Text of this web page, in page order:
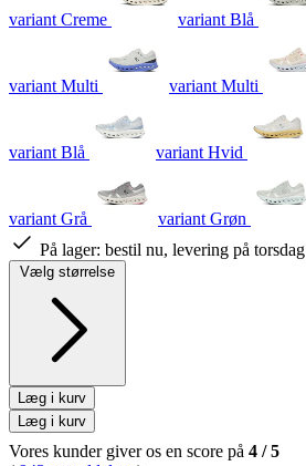
variant Creme variant Blå
variant Multi variant Multi
variant Blå variant Hvid
variant Grå
variant Grøn
På lager: bestil nu, levering på torsdag
Vælg størrelse
Læg i kurv
Læg i kurv
Vores kunder giver os en score på 4 /5